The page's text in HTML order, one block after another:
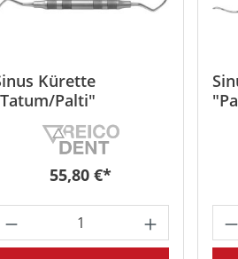
gewünschten Wert
Kürette
Palti"
Regulärer Preis:
55,80 €*
Produkt Anzahl: Gib